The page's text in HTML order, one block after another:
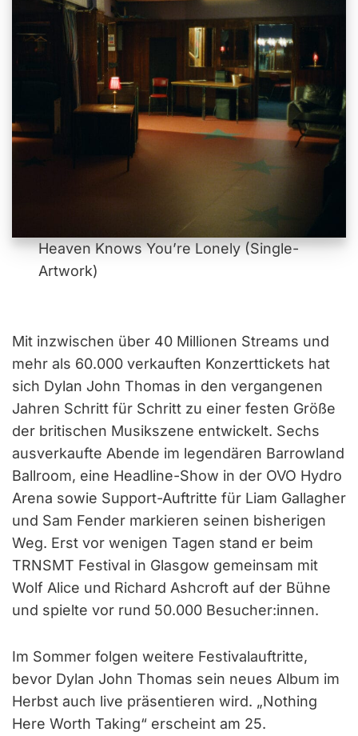
Heaven Knows You’re Lonely (Single-
Artwork)
Mit inzwischen über 40 Millionen Streams und
mehr als 60.000 verkauften Konzerttickets hat
sich Dylan John Thomas in den vergangenen
Jahren Schritt für Schritt zu einer festen Größe
der britischen Musikszene entwickelt. Sechs
ausverkaufte Abende im legendären Barrowland
Ballroom, eine Headline-Show in der OVO Hydro
Arena sowie Support-Auftritte für Liam Gallagher
und Sam Fender markieren seinen bisherigen
Weg. Erst vor wenigen Tagen stand er beim
TRNSMT Festival in Glasgow gemeinsam mit
Wolf Alice und Richard Ashcroft auf der Bühne
und spielte vor rund 50.000 Besucher:innen.
Im Sommer folgen weitere Festivalauftritte,
bevor Dylan John Thomas sein neues Album im
Herbst auch live präsentieren wird. „Nothing
Here Worth Taking“ erscheint am 25.